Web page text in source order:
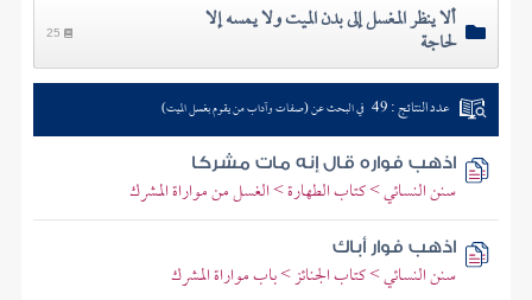
ألا ينظر المغسل إلى بدن الميت ولا يمسه إلا
لحاجة 25
عدد النتائج : 49 في البحث عن (صفات وآداب من يقوم بغسل الميت)
اذهب فواره قال إنه مات مشركا
سنن النسائي > كتاب الطهارة > الغسل من مواراة المشرك
اذهب فوار أباك
سنن النسائي > كتاب الجنائز > باب مواراة المشرك